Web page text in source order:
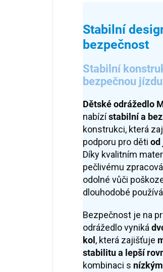
Stabilní
bezpečnost
Stabilní
bezpečnou jízdu
Dětské odrážedlo
nabízístabilnía
konstrukci, která
podporu pro děti od
Díky kvalitním
pečlivému
odolné vůči
dlouhodobé
Bezpečnost je na
odrážedlo vyniká
kol , která zajišťuje
stabilitu a lepší
kombinaci s